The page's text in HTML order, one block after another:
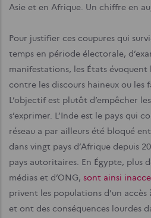
Asie et en Afrique. Un chiffre en
Pour justifier ces coupures qui
temps en période électorale,
manifestations, les États
contre les discours haineux ou les
L’objectif est plutôt d’empêcher
s’exprimer. L’Inde est le pays qui
réseau a par ailleurs été bloqué
dans vingt pays d’Afrique depuis
pays autoritaires. En Égypte, plus
médias et d’ONG, sont ainsi
privent les populations d’un
et ont des conséquences lourdes